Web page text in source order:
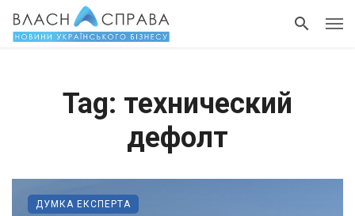
Tag: технический
дефолт
ДУМКА ЕКСПЕРТА